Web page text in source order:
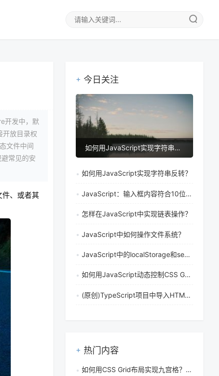
开发中，默
开放目录权
文件中间
常见的安
、或者其
今日关注
如何用JavaScript实现字符串反转？
如何用JavaScript实现字符串反转？
JavaScript：输入框内容符合10位数字时启用提交按钮
怎样在JavaScript中实现链表操作？
JavaScript中如何操作文件系统？
JavaScript中的localStorage和sessionStorage有什么区别？
如何用JavaScript动态控制CSS Grid在指定位置添加DOM元素
(原创)TypeScript项目中导入HTML文件出现模块查找错误怎么解决
热门内容
如何用CSS Grid布局实现九宫格？通过repeat和fr单位快速布局的方法是什么